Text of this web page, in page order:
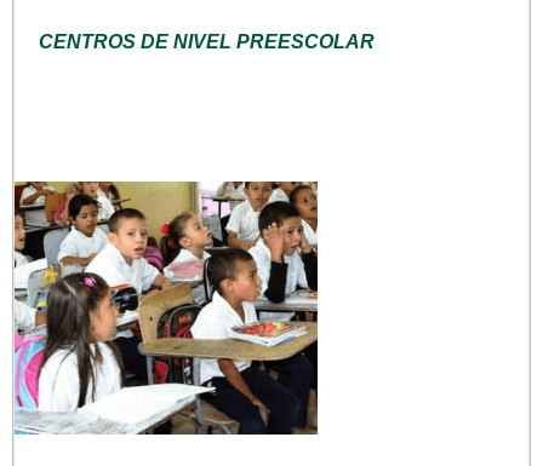
CENTROS DE NIVEL PREESCOLAR